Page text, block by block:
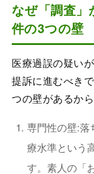
なぜ「調査
件の3つの壁
医療過誤の疑い
提訴に進むべき
つの壁があるから
専門性の壁:落
療水準という
す。素人の「